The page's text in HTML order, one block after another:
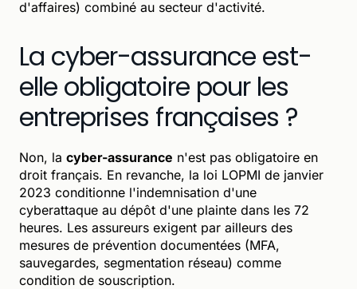
d'affaires) combiné au secteur d'activité.
La cyber-assurance est-
elle obligatoire pour les
entreprises françaises ?
Non, la cyber-assurance n'est pas obligatoire en
droit français. En revanche, la loi LOPMI de janvier
2023 conditionne l'indemnisation d'une
cyberattaque au dépôt d'une plainte dans les 72
heures. Les assureurs exigent par ailleurs des
mesures de prévention documentées (MFA,
sauvegardes, segmentation réseau) comme
condition de souscription.